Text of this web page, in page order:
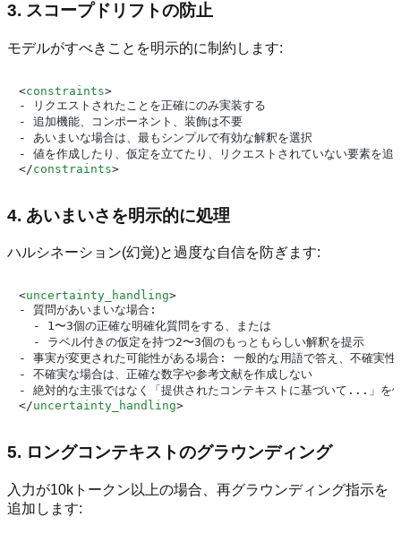
3. スコープドリフトの防止
モデルがすべきことを明示的に制約します:
<constraints>
- リクエストされたことを正確にのみ実装する
- 追加機能、コンポーネント、装飾は不要
- あいまいな場合は、最もシンプルで有効な解釈を選択
</constraints>
4. あいまいさを明示的に処理
ハルシネーション(幻覚)と過度な自信を防ぎます:
<uncertainty_handling>
- 質問があいまいな場合:
  - 1〜3個の正確な明確化質問をする、または
  - ラベル付きの仮定を持つ2〜3個のもっともらしい解釈を提示
- 事実が変更された可能性がある場合: 一般的な用語で答え、不確実性
- 不確実な場合は、正確な数字や参考文献を作成しない
</uncertainty_handling>
5. ロングコンテキストのグラウンディング
入力が10kトークン以上の場合、再グラウンディング指示を
追加します: